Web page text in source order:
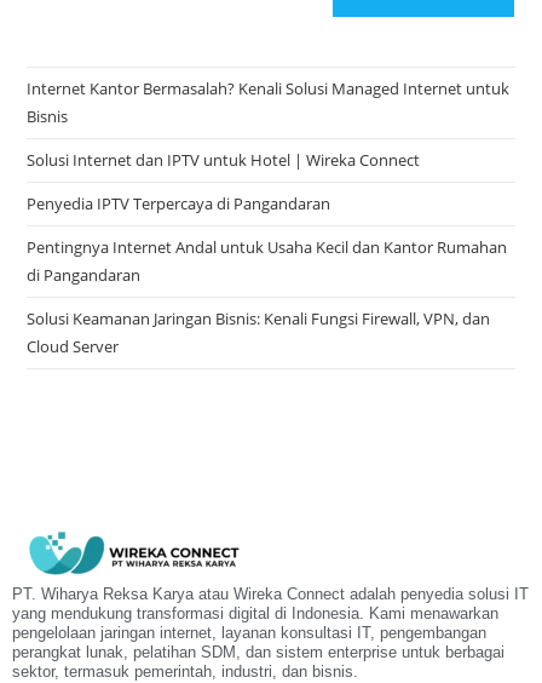
Internet Kantor Bermasalah? Kenali Solusi Managed Internet untuk
Bisnis
Solusi Internet dan IPTV untuk Hotel | Wireka Connect
Penyedia IPTV Terpercaya di Pangandaran
Pentingnya Internet Andal untuk Usaha Kecil dan Kantor Rumahan
di Pangandaran
Solusi Keamanan Jaringan Bisnis: Kenali Fungsi Firewall, VPN, dan
Cloud Server
PT. Wiharya Reksa Karya atau Wireka Connect adalah penyedia solusi IT
yang mendukung transformasi digital di Indonesia. Kami menawarkan
pengelolaan jaringan internet, layanan konsultasi IT, pengembangan
perangkat lunak, pelatihan SDM, dan sistem enterprise untuk berbagai
sektor, termasuk pemerintah, industri, dan bisnis.